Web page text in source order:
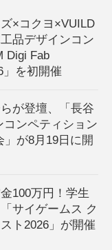
×コクヨ×VUILD
品デザインコン
Digi Fab
」を初開催
が登壇、「長谷
ンペティション
が8月19日に開
100万円！学生
サイゲームス ク
ト2026」が開催